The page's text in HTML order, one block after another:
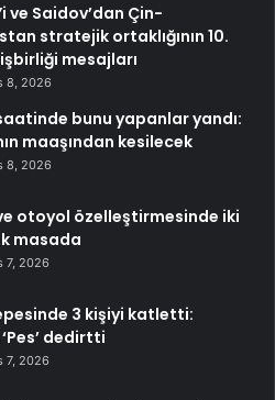
ve Saidov’dan Çin-
stratejik ortaklığının 10.
işbirliği mesajları
8, 2026
bunu yapanlar yandı:
maaşından kesilecek
8, 2026
otoyol özelleştirmesinde iki
masada
7, 2026
3 kişiyi katletti:
dedirtti
7, 2026